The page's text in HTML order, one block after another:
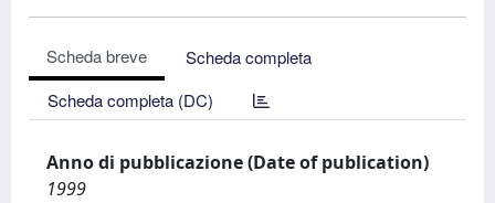
Scheda breve
Scheda completa
Scheda completa (DC)
Anno di pubblicazione (Date of publication)
1999